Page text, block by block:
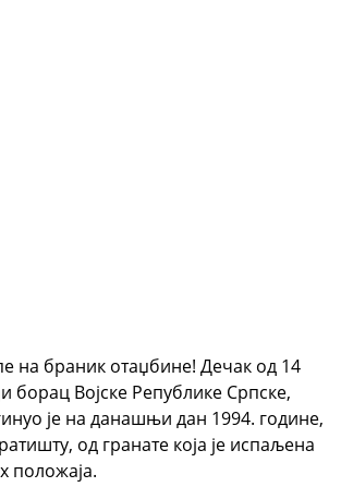
на браник отаџбине! Дечак од 14
борац Војске Републике Српске,
је на данашњи дан 1994. године,
од гранате која је испаљена
положаја.